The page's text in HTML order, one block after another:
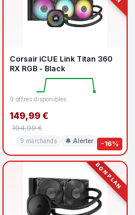
-16%
Corsair iCUE Link Titan 360
RX RGB - Black
9 offres disponibles
149,99 €
194,99 €
9 marchands 🔔 Alerter
BON PLAN